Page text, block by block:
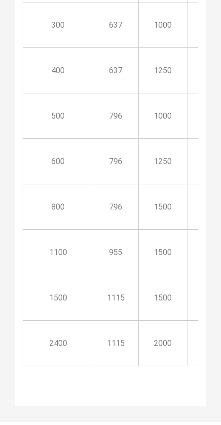
300 637 1000
400 637 1250
500 796 1000
600 796 1250
800 796 1500
1100 955 1500
1500 1115 1500
2400 1115 2000